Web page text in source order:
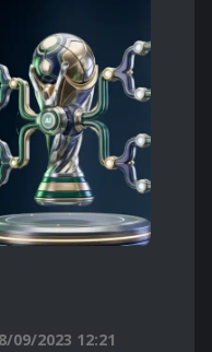
09/2023 12:21